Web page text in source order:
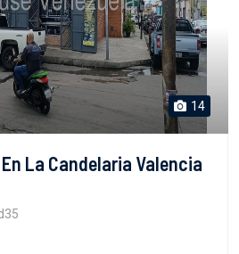
14
La Candelaria Valencia